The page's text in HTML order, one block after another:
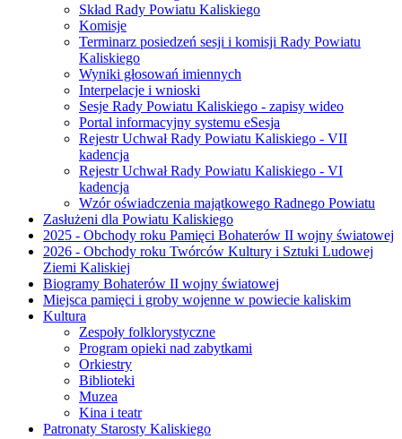
Skład Rady Powiatu Kaliskiego
Komisje
Terminarz posiedzeń sesji i komisji Rady Powiatu
Kaliskiego
Wyniki głosowań imiennych
Interpelacje i wnioski
Sesje Rady Powiatu Kaliskiego - zapisy wideo
Portal informacyjny systemu eSesja
Rejestr Uchwał Rady Powiatu Kaliskiego - VII
kadencja
Rejestr Uchwał Rady Powiatu Kaliskiego - VI
kadencja
Wzór oświadczenia majątkowego Radnego Powiatu
Zasłużeni dla Powiatu Kaliskiego
2025 - Obchody roku Pamięci Bohaterów II wojny światowej
2026 - Obchody roku Twórców Kultury i Sztuki Ludowej
Ziemi Kaliskiej
Biogramy Bohaterów II wojny światowej
Miejsca pamięci i groby wojenne w powiecie kaliskim
Kultura
Zespoły folklorystyczne
Program opieki nad zabytkami
Orkiestry
Biblioteki
Muzea
Kina i teatr
Patronaty Starosty Kaliskiego